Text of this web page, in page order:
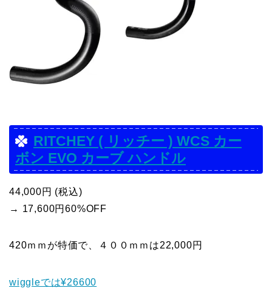
RITCHEY ( リッチー ) WCS カー
ボン EVO カーブ ハンドル
44,000円 (税込)
→ 17,600円60%OFF
420ｍｍが特価で、４００ｍｍは22,000円
wiggleでは¥26600